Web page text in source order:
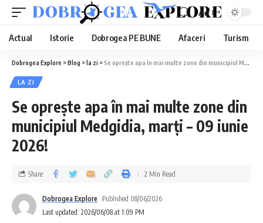
Aa
Actual Istorie Dobrogea PE BUNE Afaceri Turism
Dobrogea Explore >Blog >la zi >Se oprește apa în mai multe zone din municipiul Medgidia, marți – 09 iunie 2026!
LA ZI
Se oprește apa în mai multe zone din
municipiul Medgidia, marți – 09 iunie
2026!
Last updated: 2026/06/08 at 1:09 PM
Dobrogea Explore Published 08/06/2026
Share 2 Min Read